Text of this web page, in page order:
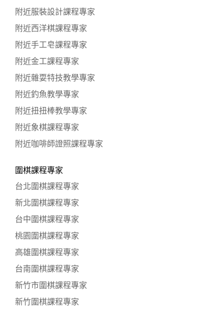
附近服裝設計課程專家
附近西洋棋課程專家
附近手工皂課程專家
附近金工課程專家
附近雜耍特技教學專家
附近釣魚教學專家
附近扭扭棒教學專家
附近象棋課程專家
附近咖啡師證照課程專家
圍棋課程專家
台北圍棋課程專家
新北圍棋課程專家
台中圍棋課程專家
桃園圍棋課程專家
高雄圍棋課程專家
台南圍棋課程專家
新竹市圍棋課程專家
新竹圍棋課程專家